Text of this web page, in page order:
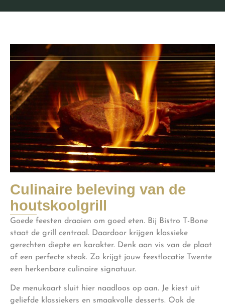
Culinaire beleving van de
houtskoolgrill
Goede feesten draaien om goed eten. Bij Bistro T-Bone
staat de grill centraal. Daardoor krijgen klassieke
gerechten diepte en karakter. Denk aan vis van de plaat
of een perfecte steak. Zo krijgt jouw feestlocatie Twente
een herkenbare culinaire signatuur.
De menukaart sluit hier naadloos op aan. Je kiest uit
geliefde klassiekers en smaakvolle desserts. Ook de